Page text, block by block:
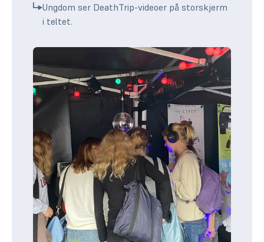
Ungdom ser DeathTrip-videoer på storskjerm
i teltet.